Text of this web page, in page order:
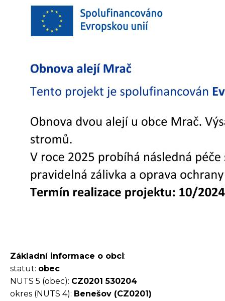
Základní informace o obci:
statut: obec
NUTS 5 (obec): CZ0201 530204
okres (NUTS 4): Benešov (CZ0201)